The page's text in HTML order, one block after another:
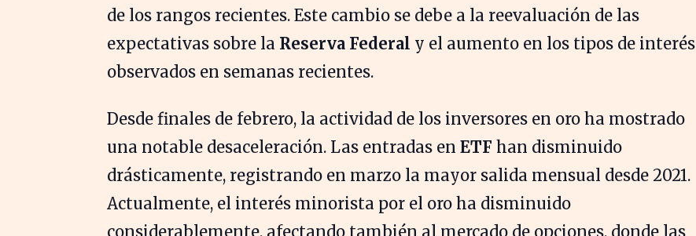
de los rangos recientes. Este cambio se debe a la reevaluación de las
expectativas sobre la Reserva Federal y el aumento en los tipos de interés
observados en semanas recientes.
Desde finales de febrero, la actividad de los inversores en oro ha mostrado
una notable desaceleración. Las entradas en ETF han disminuido
drásticamente, registrando en marzo la mayor salida mensual desde 2021.
Actualmente, el interés minorista por el oro ha disminuido
considerablemente, afectando también al mercado de opciones, donde las